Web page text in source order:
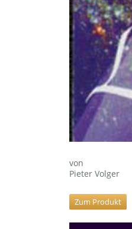
von
Pieter Volger
Zum Produkt